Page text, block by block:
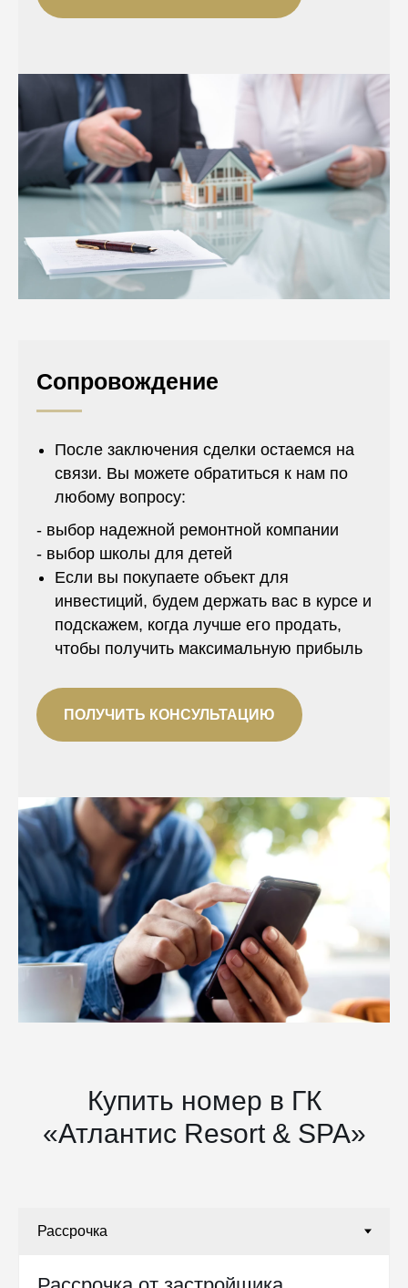
Сопровождение
После заключения сделки остаемся на
связи. Вы можете обратиться к нам по
любому вопросу:
- выбор надежной ремонтной компании
- выбор школы для детей
Если вы покупаете объект для
инвестиций, будем держать вас в курсе и
подскажем, когда лучше его продать,
чтобы получить максимальную прибыль
ПОЛУЧИТЬ КОНСУЛЬТАЦИЮ
Купить номер в ГК
«Атлантис Resort & SPA»